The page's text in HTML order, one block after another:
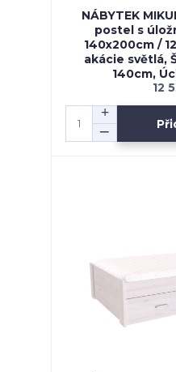
NÁBYTEK
postel s
140x200cm /
akácie světlá,
140cm,
12